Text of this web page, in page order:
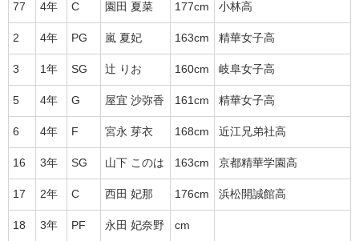
77 4年 C 園田 夏菜 177cm 小林高
2 4年 PG 嵐 夏妃 163cm 精華女子高
3 1年 SG 辻 りお 160cm 岐阜女子高
5 4年 G 屋宜 沙弥香 161cm 精華女子高
6 4年 F 宮永 芽衣 168cm 近江兄弟社高
16 3年 SG 山下 このは 163cm 京都精華学園高
17 2年 C 西田 妃那 176cm 浜松開誠館高
18 3年 PF 永田 妃奈野 cm